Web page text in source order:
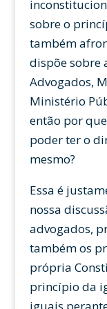
sobre o
também
dispõe sobre
Advogados,
Ministério
então por
poder ter o
mesmo?
Essa é
nossa
advogados,
também os
própria
princípio da
iguais